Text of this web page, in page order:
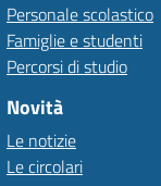
Personale scolastico
Famiglie e studenti
Percorsi di studio
Novità
Le notizie
Le circolari